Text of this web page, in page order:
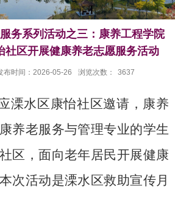
务系列活动之三：康养工程学院
社区开展健康养老志愿服务活动
布时间：2026-05-26 浏览次数： 3637
溧水区康怡社区邀请，康养
养老服务与管理专业的学生
区，面向老年居民开展健康
次活动是溧水区救助宣传月